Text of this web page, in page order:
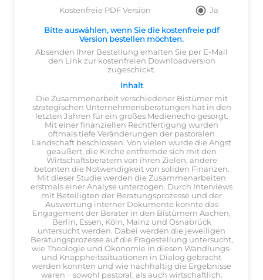
Kostenfreie PDF Version Ja
Bitte auswählen, wenn Sie die kostenfreie pdf
Version bestellen möchten.
Absenden Ihrer Bestellung erhalten Sie per E-Mail
den Link zur kostenfreien Downloadversion
zugeschickt.
Inhalt
Die Zusammenarbeit verschiedener Bistümer mit
strategischen Unternehmensberatungen hat in den
letzten Jahren für ein großes Medienecho gesorgt.
Mit einer finanziellen Rechtfertigung wurden
oftmals tiefe Veränderungen der pastoralen
Landschaft beschlossen. Von vielen wurde die Angst
geäußert, die Kirche entfremde sich mit den
Wirtschaftsberatern von ihren Zielen, andere
betonten die Notwendigkeit von soliden Finanzen.
Mit dieser Studie werden die Zusammenarbeiten
erstmals einer Analyse unterzogen. Durch Interviews
mit Beteiligten der Beratungsprozesse und der
Auswertung interner Dokumente konnte das
Engagement der Berater in den Bistümern Aachen,
Berlin, Essen, Köln, Mainz und Osnabrück
untersucht werden. Dabei werden die jeweiligen
Beratungsprozesse auf die Fragestellung untersucht,
wie Theologie und Ökonomie in diesen Wandlungs-
und Knappheitssituationen in Dialog gebracht
werden konnten und wie nachhaltig die Ergebnisse
waren − sowohl pastoral, als auch wirtschaftlich.